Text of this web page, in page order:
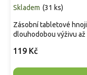
Skladem (31 ks)
119 Kč
Zásobní tabletové
dlouhodobou výživu až